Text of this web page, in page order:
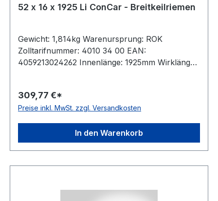
52 x 16 x 1925 Li ConCar - Breitkeilriemen
Gewicht: 1,814kg Warenursprung: ROK
Zolltarifnummer: 4010 34 00 EAN:
4059213024262 Innenlänge: 1925mm Wirklänge:
antistatisch: ja Norm: DIN 7719 / ISO 1604 Breite:
52mm Höhe: 16mm Winkel: 27° Material:
309,77 €*
Preise inkl. MwSt. zzgl. Versandkosten
In den Warenkorb